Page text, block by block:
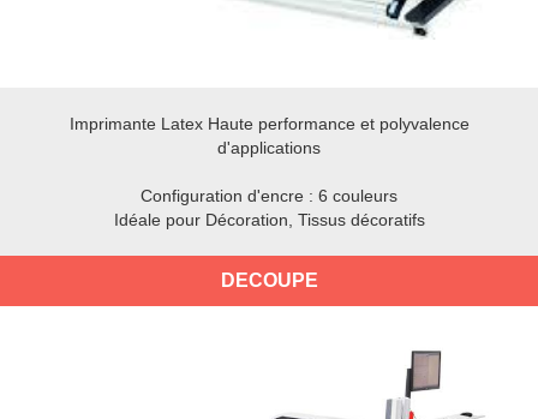
Imprimante Latex Haute performance et polyvalence
d'applications
Configuration d'encre : 6 couleurs
Idéale pour Décoration, Tissus décoratifs
DECOUPE